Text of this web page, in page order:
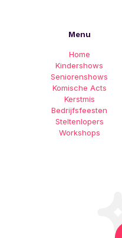
Menu
Home
Kindershows
Seniorenshows
Komische Acts
Kerstmis
Bedrijfsfeesten
Steltenlopers
Workshops